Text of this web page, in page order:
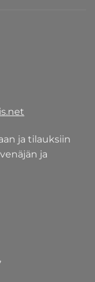
ja tilauksiin
ja